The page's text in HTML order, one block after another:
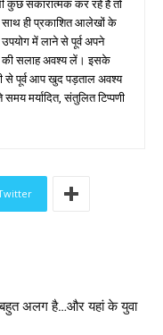
कुछ सकारात्मक कर रहे हैं तो
ही प्रकाशित आलेखों के
में लाने से पूर्व अपने
की सलाह अवश्य लें। इसके
से पूर्व आप खुद पड़ताल अवश्य
मर्यादित, संतुलित टिप्पणी
अलग है…और यहां के युवा